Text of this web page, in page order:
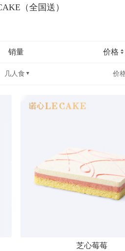
（全国送）
销量 价格
几人食 价
芝心莓莓